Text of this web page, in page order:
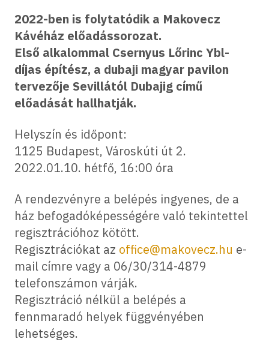
2022-ben is folytatódik a Makovecz
Kávéház előadássorozat.
Első alkalommal Csernyus Lőrinc Ybl-
díjas építész, a dubaji magyar pavilon
tervezője Sevillától Dubajig című
előadását hallhatják.
Helyszín és időpont:
1125 Budapest, Városkúti út 2.
2022.01.10. hétfő, 16:00 óra
A rendezvényre a belépés ingyenes, de a
ház befogadóképességére való tekintettel
regisztrációhoz kötött.
Regisztrációkat az office@makovecz.hu e-
mail címre vagy a 06/30/314-4879
telefonszámon várják.
Regisztráció nélkül a belépés a
fennmaradó helyek függvényében
lehetséges.